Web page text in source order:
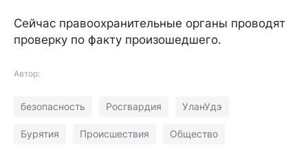
Сейчас правоохранительные органы проводят
проверку по факту произошедшего.
Автор:
безопасность Росгвардия УланУдэ
Бурятия Происшествия Общество